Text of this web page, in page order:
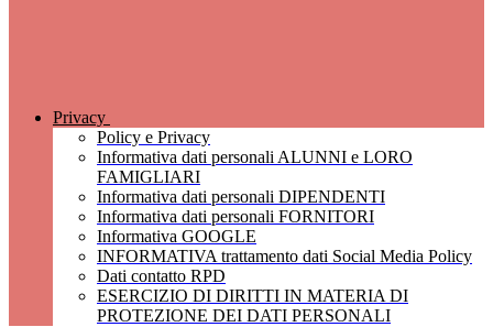
Privacy
Policy e Privacy
Informativa dati personali ALUNNI e LORO
FAMIGLIARI
Informativa dati personali DIPENDENTI
Informativa dati personali FORNITORI
Informativa GOOGLE
INFORMATIVA trattamento dati Social Media Policy
Dati contatto RPD
ESERCIZIO DI DIRITTI IN MATERIA DI
PROTEZIONE DEI DATI PERSONALI